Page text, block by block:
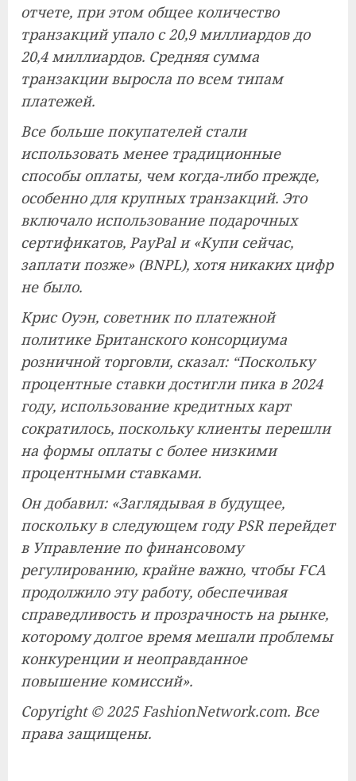
отчете, при этом общее количество
транзакций упало с 20,9 миллиардов до
20,4 миллиардов. Средняя сумма
транзакции выросла по всем типам
платежей.
Все больше покупателей стали
использовать менее традиционные
способы оплаты, чем когда-либо прежде,
особенно для крупных транзакций. Это
включало использование подарочных
сертификатов, PayPal и «Купи сейчас,
заплати позже» (BNPL), хотя никаких цифр
не было.
Крис Оуэн, советник по платежной
политике Британского консорциума
розничной торговли, сказал: “Поскольку
процентные ставки достигли пика в 2024
году, использование кредитных карт
сократилось, поскольку клиенты перешли
на формы оплаты с более низкими
процентными ставками.
Он добавил: «Заглядывая в будущее,
поскольку в следующем году PSR перейдет
в Управление по финансовому
регулированию, крайне важно, чтобы FCA
продолжило эту работу, обеспечивая
справедливость и прозрачность на рынке,
которому долгое время мешали проблемы
конкуренции и неоправданное
повышение комиссий».
Copyright © 2025 FashionNetwork.com. Все
права защищены.